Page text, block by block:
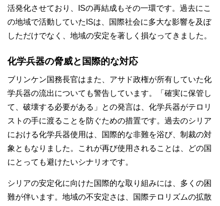
活発化させており、ISの再結成もその一環です。過去にこ
の地域で活動していたISは、国際社会に多大な影響を及ぼ
しただけでなく、地域の安定を著しく損なってきました。
化学兵器の脅威と国際的な対応
ブリンケン国務長官はまた、アサド政権が所有していた化
学兵器の流出についても警告しています。「確実に保管し
て、破壊する必要がある」との発言は、化学兵器がテロリ
ストの手に渡ることを防ぐための措置です。過去のシリア
における化学兵器使用は、国際的な非難を浴び、制裁の対
象ともなりました。これが再び使用されることは、どの国
にとっても避けたいシナリオです。
シリアの安定化に向けた国際的な取り組みには、多くの困
難が伴います。地域の不安定さは、国際テロリズムの拡散